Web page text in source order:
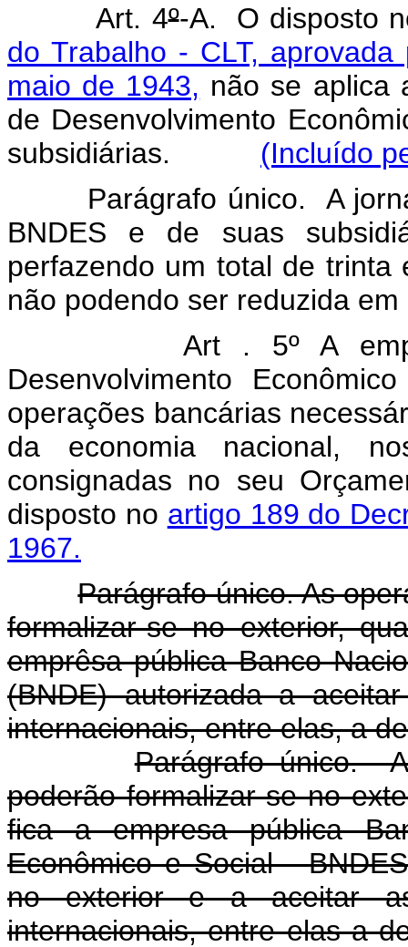
Art. 4º-A. O disposto
do Trabalho - CLT,
maio de 1943, não se aplica
de Desenvolvimento
subsidiárias. (Incluído
Parágrafo único. A
BNDES e de suas
perfazendo um total de trinta
não podendo ser reduzida
Art . 5º A
Desenvolvimento
operações bancárias
da economia nacional,
consignadas no seu
disposto no artigo 189 do
1967.
Parágrafo único. As
formalizar-se no exterior,
emprêsa pública Banco
(BNDE) autorizada a
internacionais, entre elas, a
Parágrafo único.
poderão formalizar-se no
fica a empresa pública
Econômico e Social -
no exterior e a aceitar
internacionais, entre